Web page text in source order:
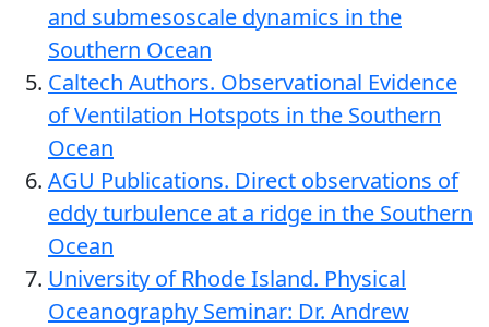
and submesoscale dynamics in the
Southern Ocean
Caltech Authors. Observational Evidence
of Ventilation Hotspots in the Southern
Ocean
AGU Publications. Direct observations of
eddy turbulence at a ridge in the Southern
Ocean
University of Rhode Island. Physical
Oceanography Seminar: Dr. Andrew